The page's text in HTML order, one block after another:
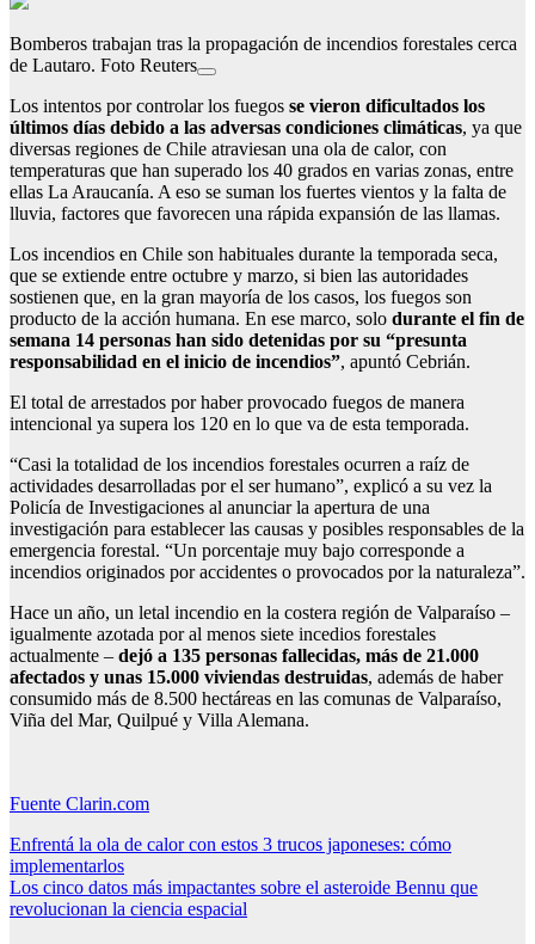
Bomberos trabajan tras la propagación de incendios forestales cerca
de Lautaro. Foto Reuters
Los intentos por controlar los fuegos se vieron dificultados los
últimos días debido a las adversas condiciones climáticas, ya que
diversas regiones de Chile atraviesan una ola de calor, con
temperaturas que han superado los 40 grados en varias zonas, entre
ellas La Araucanía. A eso se suman los fuertes vientos y la falta de
lluvia, factores que favorecen una rápida expansión de las llamas.
Los incendios en Chile son habituales durante la temporada seca,
que se extiende entre octubre y marzo, si bien las autoridades
sostienen que, en la gran mayoría de los casos, los fuegos son
producto de la acción humana. En ese marco, solo durante el fin de
semana 14 personas han sido detenidas por su “presunta
responsabilidad en el inicio de incendios”, apuntó Cebrián.
El total de arrestados por haber provocado fuegos de manera
intencional ya supera los 120 en lo que va de esta temporada.
“Casi la totalidad de los incendios forestales ocurren a raíz de
actividades desarrolladas por el ser humano”, explicó a su vez la
Policía de Investigaciones al anunciar la apertura de una
investigación para establecer las causas y posibles responsables de la
emergencia forestal. “Un porcentaje muy bajo corresponde a
incendios originados por accidentes o provocados por la naturaleza”.
Hace un año, un letal incendio en la costera región de Valparaíso –
igualmente azotada por al menos siete incedios forestales
actualmente – dejó a 135 personas fallecidas, más de 21.000
afectados y unas 15.000 viviendas destruidas, además de haber
consumido más de 8.500 hectáreas en las comunas de Valparaíso,
Viña del Mar, Quilpué y Villa Alemana.
Fuente Clarin.com
Navegación
de
entradas
Enfrentá la ola de calor con estos 3 trucos japoneses: cómo
implementarlos
Los cinco datos más impactantes sobre el asteroide Bennu que
revolucionan la ciencia espacial